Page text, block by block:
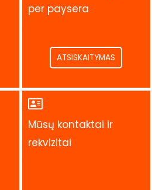
per paysera
.
ATSISKAITYMAS
Mūsų kontaktai ir
rekvizitai
.